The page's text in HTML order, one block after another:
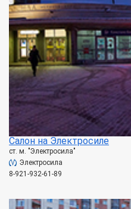
Салон на Электросиле
ст. м. "Электросила"
Электросила
8-921-932-61-89